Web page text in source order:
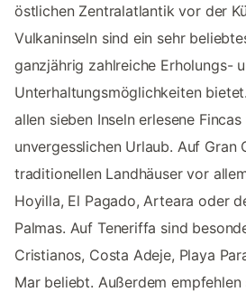
östlichen Zentralatlantik vor der
Vulkaninseln sind ein sehr
ganzjährig zahlreiche Erholungs-
Unterhaltungsmöglichkeiten
allen sieben Inseln erlesene
unvergesslichen Urlaub. Auf Gran
traditionellen Landhäuser vor
Hoyilla, El Pagado, Arteara oder
Palmas. Auf Teneriffa sind
Cristianos, Costa Adeje, Playa
Mar beliebt. Außerdem